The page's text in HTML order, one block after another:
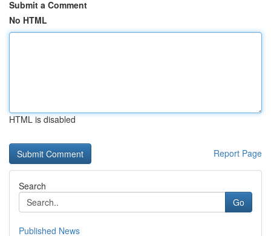
Submit a Comment
No HTML
HTML is disabled
Report Page
Search
Go
Published News